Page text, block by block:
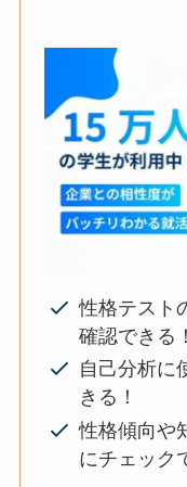
性格テスト
確認できる！
自己分析に
きる！
性格傾向や
にチェック